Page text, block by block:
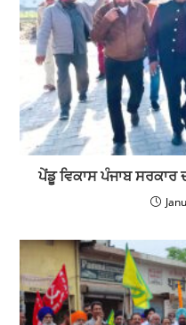
ਪੇਂਡੂ ਵਿਕਾਸ ਪੰਜਾਬ ਸਰਕਾਰ